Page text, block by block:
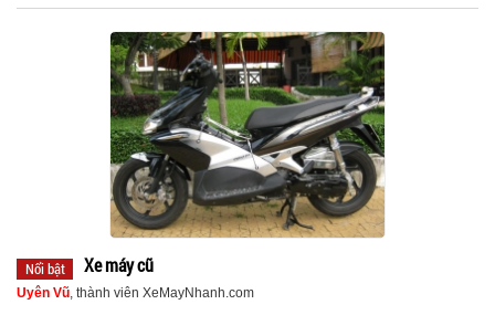
Nổi bật Xe máy cũ
Uyên Vũ, thành viên XeMayNhanh.com